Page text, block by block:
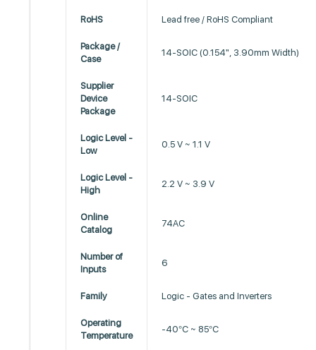
RoHS Lead free / RoHS Compliant
Package /
Case
14-SOIC (0.154", 3.90mm Width)
Supplier
Device
Package
14-SOIC
Logic Level -
Low
0.5 V ~ 1.1 V
Logic Level -
High
2.2 V ~ 3.9 V
Online
Catalog
74AC
Number of
Inputs
6
Family Logic - Gates and Inverters
Operating
Temperature
-40°C ~ 85°C